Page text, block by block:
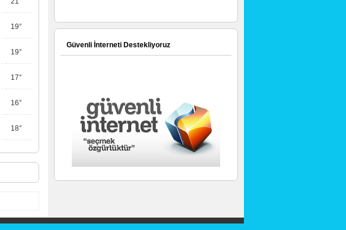
19°
19°
17°
16°
18°
Güvenli İnterneti Destekliyoruz